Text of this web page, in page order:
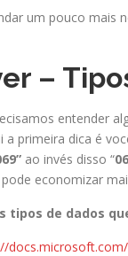
um pouco mais
–
entender
a primeira dica é
ao invés disso “
economizar
tipos de dados